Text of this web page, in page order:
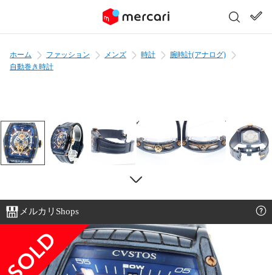
ホーム ファッション メンズ 時計
腕時計(アナログ)
自動巻き時計
メルカリShops